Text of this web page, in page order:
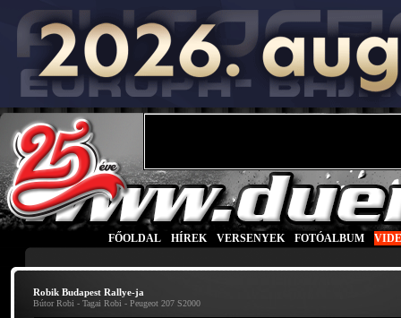
FŐOLDAL HÍREK VERSENYEK FOTÓALBUM
Robik Budapest Rallye-ja
Bútor Robi - Tagai Robi - Peugeot 207 S2000